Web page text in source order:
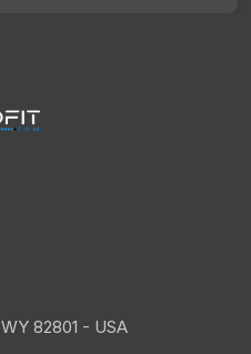
WY 82801 - USA